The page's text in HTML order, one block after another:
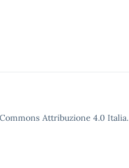
Attribuzione 4.0 Italia.